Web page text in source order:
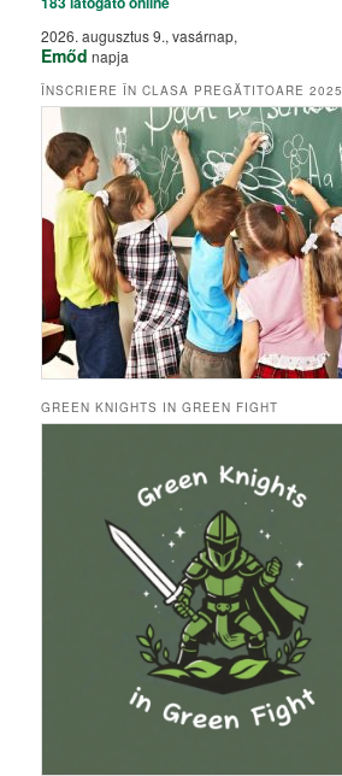
2026. augusztus 9., vasárnap,
Emőd napja
ÎNSCRIERE ÎN CLASA PREGĂTITOARE 2025
GREEN KNIGHTS IN GREEN FIGHT